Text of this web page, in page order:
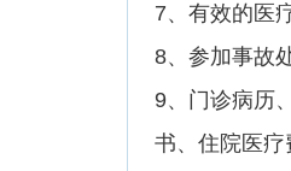
7、有效的医
8、参加事故
9、门诊病历
书、住院医疗